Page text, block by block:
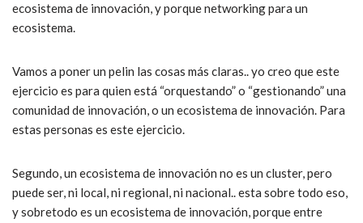
ecosistema de innovación, y porque networking para un
ecosistema.
Vamos a poner un pelin las cosas más claras.. yo creo que este
ejercicio es para quien está “orquestando” o “gestionando” una
comunidad de innovación, o un ecosistema de innovación. Para
estas personas es este ejercicio.
Segundo, un ecosistema de innovación no es un cluster, pero
puede ser, ni local, ni regional, ni nacional.. esta sobre todo eso,
y sobretodo es un ecosistema de innovación, porque entre